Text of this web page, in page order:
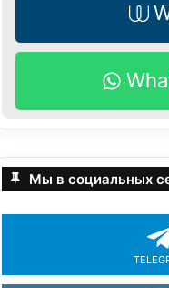
Мы в социальных